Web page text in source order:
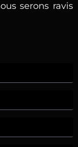
serons ravis